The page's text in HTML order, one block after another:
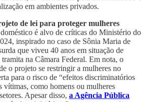
em ambientes privados.
de lei para proteger mulheres
é alvo de críticas do Ministério do
inspirado no caso de Sônia Maria de
que viveu 40 anos em situação de
na Câmara Federal. Em nota, o
o projeto se restringir a mulheres no
para o risco de “efeitos discriminatórios
vítimas, como homens ou mulheres
Apesar disso, a Agência Pública